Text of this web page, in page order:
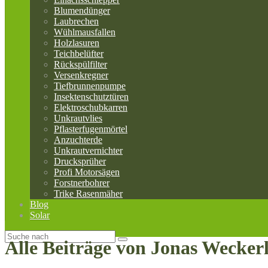
Blumendünger
Laubrechen
Wühlmausfallen
Holzlasuren
Teichbelüfter
Rückspülfilter
Versenkregner
Tiefbrunnenpumpe
Insektenschutztüren
Elektroschubkarren
Unkrautvlies
Pflasterfugenmörtel
Anzuchterde
Unkrautvernichter
Drucksprüher
Profi Motorsägen
Forstnerbohrer
Trike Rasenmäher
Blog
Solar
Alle Beiträge von Jonas